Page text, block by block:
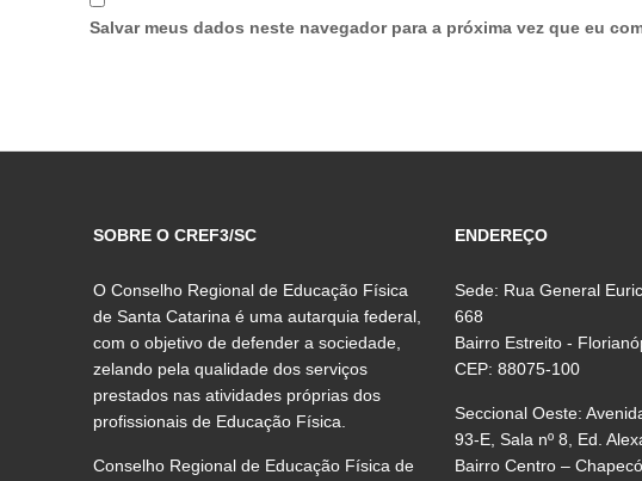
Salvar meus dados neste navegador para a próxima vez que eu
SOBRE O CREF3/SC
O Conselho Regional de Educação Física
de Santa Catarina é uma autarquia federal,
com o objetivo de defender a sociedade,
zelando pela qualidade dos serviços
prestados nas atividades próprias dos
profissionais de Educação Física.
Conselho Regional de Educação Física de
ENDEREÇO
Sede: Rua General
668
Bairro Estreito -
CEP: 88075-100
Seccional Oeste:
93-E, Sala nº 8, Ed.
Bairro Centro –